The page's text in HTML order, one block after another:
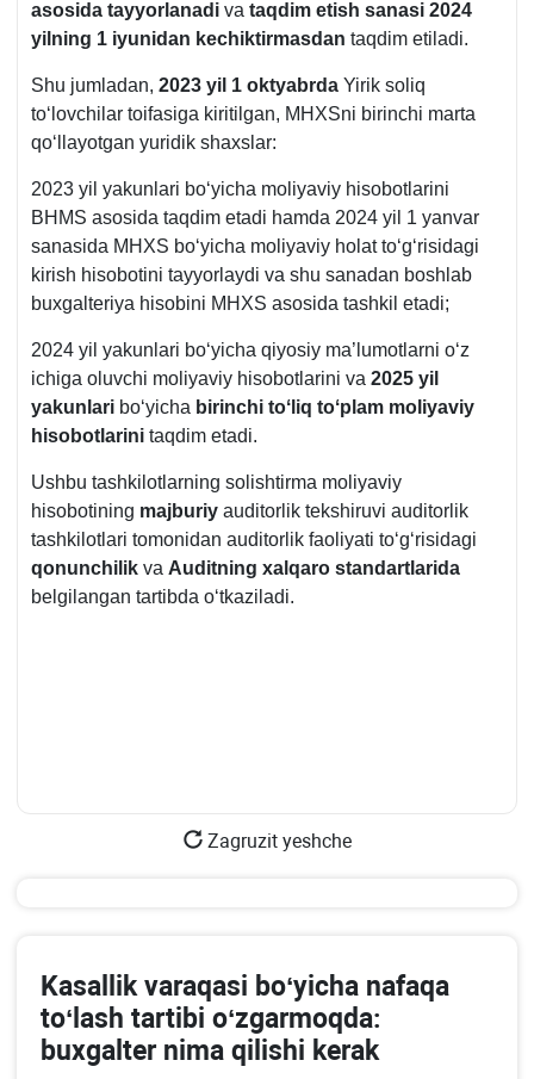
asosida tayyorlanadi va taqdim etish sanasi 2024
yilning 1 iyunidan kechiktirmasdan taqdim etiladi.
Shu jumladan, 2023 yil 1 oktyabrda Yirik soliq
toʻlovchilar toifasiga kiritilgan, MHXSni birinchi marta
qoʻllayotgan yuridik shaхslar:
2023 yil yakunlari boʻyicha moliyaviy hisobotlarini
BHMS asosida taqdim etadi hamda 2024 yil 1 yanvar
sanasida MHXS boʻyicha moliyaviy holat toʻgʻrisidagi
kirish hisobotini tayyorlaydi va shu sanadan boshlab
buхgalteriya hisobini MHXS asosida tashkil etadi;
2024 yil yakunlari boʻyicha qiyosiy ma’lumotlarni oʻz
ichiga oluvchi moliyaviy hisobotlarini va 2025 yil
yakunlari boʻyicha birinchi toʻliq toʻplam moliyaviy
hisobotlarini taqdim etadi.
Ushbu tashkilotlarning solishtirma moliyaviy
hisobotining majburiy auditorlik tekshiruvi auditorlik
tashkilotlari tomonidan auditorlik faoliyati toʻgʻrisidagi
qonunchilik va Auditning хalqaro standartlarida
belgilangan tartibda oʻtkaziladi.
Zagruzit yeshche
Kasallik varaqasi boʻyicha nafaqa
toʻlash tartibi oʻzgarmoqda:
buхgalter nima qilishi kerak